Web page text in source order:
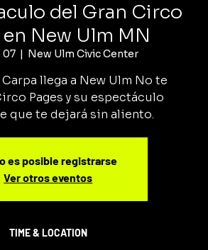
del Gran Circo
en New Ulm MN
07
  |
New Ulm Civic Center
Carpa llega a New Ulm No te
Pages y su espectáculo
que te dejará sin aliento.
es posible registrarse
Ver otros eventos
TIME & LOCATION